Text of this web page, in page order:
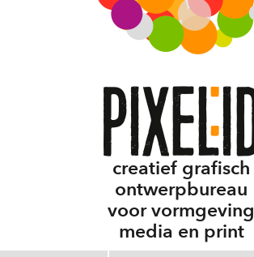
creatief grafisch
ontwerpbureau
voor vormgeving
media en print